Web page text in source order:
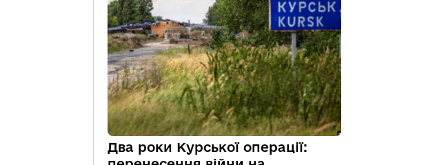
Два роки Курської операції: